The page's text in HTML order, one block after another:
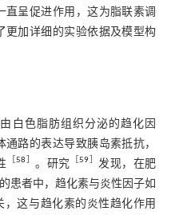
直呈促进作用，这为脂联素调
更加详细的实验依据及模型构
白色脂肪组织分泌的趋化因
路的表达导致胰岛素抵抗，
［58］ 。研究 ［59］ 发现，在肥
患者中，趋化素与炎性因子如
，这与趋化素的炎性趋化作用